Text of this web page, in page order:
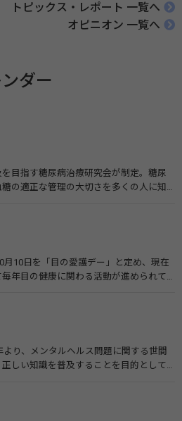
トピックス・レポート 一覧へ
オピニオン 一覧へ
ダー
目指す糖尿病治療研究会が制定。糖尿
の適正な管理の大切さを多くの人に知
10日を「目の愛護デー」と定め、現在
年目の健康に関わる活動が進められて
り、メンタルヘルス問題に関する世間
しい知識を普及することを目的として、